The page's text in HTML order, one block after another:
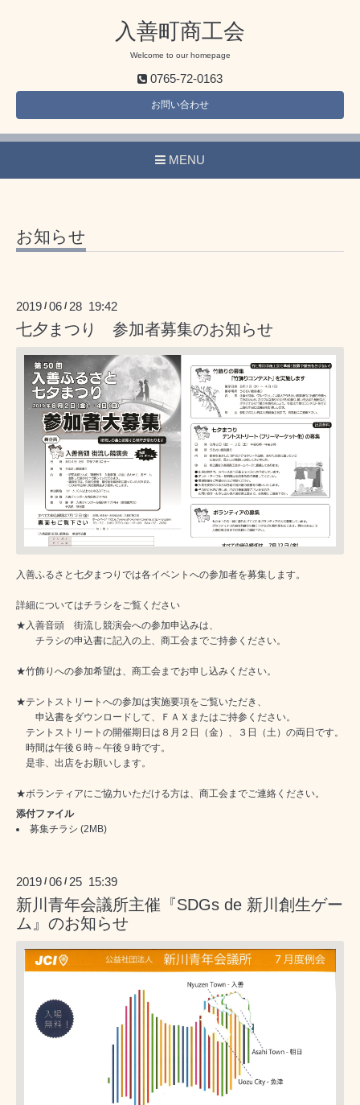
入善町商工会
Welcome to our homepage
0765-72-0163
お問い合わせ
MENU
お知らせ
2019 /06 / 28 19:42
七夕まつり 参加者募集のお知らせ
入善ふるさと七夕まつりでは各イベントへの参加者を募集します。
詳細についてはチラシをご覧ください
★入善音頭 街流し競演会への参加申込みは、
チラシの申込書に記入の上、商工会までご持参ください。
★竹飾りへの参加希望は、商工会までお申し込みください。
★テントストリートへの参加は実施要項をご覧いただき、
申込書をダウンロードして、ＦＡＸまたはご持参ください。
テントストリートの開催期日は８月２日（金）、３日（土）の両日です。
時間は午後６時～午後９時です。
是非、出店をお願いします。
★ボランティアにご協力いただける方は、商工会までご連絡ください。
添付ファイル
募集チラシ (2MB)
2019 /06 / 25 15:39
新川青年会議所主催『SDGs de 新川創生ゲー
ム』のお知らせ